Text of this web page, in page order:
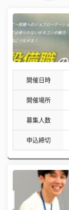
開催日時
開催場所
募集人数
申込締切